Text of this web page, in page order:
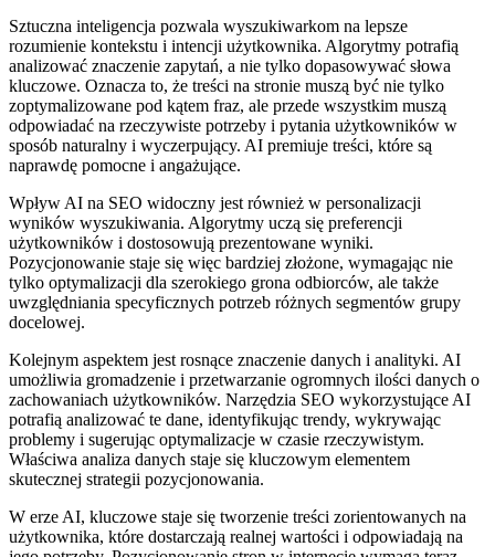
Sztuczna inteligencja pozwala wyszukiwarkom na lepsze
rozumienie kontekstu i intencji użytkownika. Algorytmy potrafią
analizować znaczenie zapytań, a nie tylko dopasowywać słowa
kluczowe. Oznacza to, że treści na stronie muszą być nie tylko
zoptymalizowane pod kątem fraz, ale przede wszystkim muszą
odpowiadać na rzeczywiste potrzeby i pytania użytkowników w
sposób naturalny i wyczerpujący. AI premiuje treści, które są
naprawdę pomocne i angażujące.
Wpływ AI na SEO widoczny jest również w personalizacji
wyników wyszukiwania. Algorytmy uczą się preferencji
użytkowników i dostosowują prezentowane wyniki.
Pozycjonowanie staje się więc bardziej złożone, wymagając nie
tylko optymalizacji dla szerokiego grona odbiorców, ale także
uwzględniania specyficznych potrzeb różnych segmentów grupy
docelowej.
Kolejnym aspektem jest rosnące znaczenie danych i analityki. AI
umożliwia gromadzenie i przetwarzanie ogromnych ilości danych o
zachowaniach użytkowników. Narzędzia SEO wykorzystujące AI
potrafią analizować te dane, identyfikując trendy, wykrywając
problemy i sugerując optymalizacje w czasie rzeczywistym.
Właściwa analiza danych staje się kluczowym elementem
skutecznej strategii pozycjonowania.
W erze AI, kluczowe staje się tworzenie treści zorientowanych na
użytkownika, które dostarczają realnej wartości i odpowiadają na